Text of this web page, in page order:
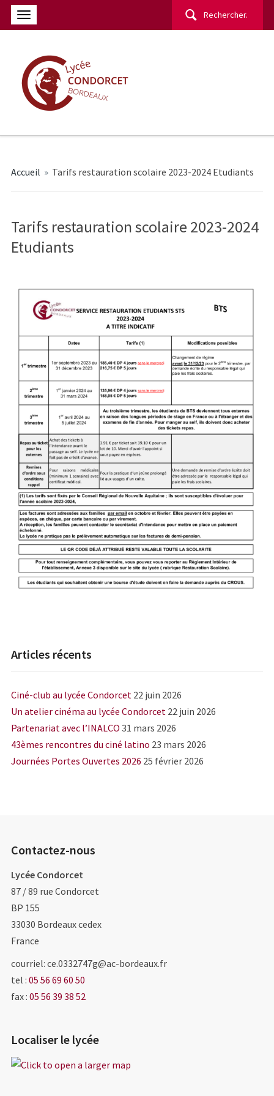
Rechercher :
Accueil » Tarifs restauration scolaire 2023-2024 Etudiants
Tarifs restauration scolaire 2023-2024
Etudiants
Articles récents
Ciné-club au lycée Condorcet 22 juin 2026
Un atelier cinéma au lycée Condorcet 22 juin 2026
Partenariat avec l’INALCO 31 mars 2026
43èmes rencontres du ciné latino 23 mars 2026
Journées Portes Ouvertes 2026 25 février 2026
Contactez-nous
Lycée Condorcet
87 / 89 rue Condorcet
BP 155
33030 Bordeaux cedex
France
courriel: ce.0332747g@ac-bordeaux.fr
tel : 05 56 69 60 50
fax : 05 56 39 38 52
Localiser le lycée